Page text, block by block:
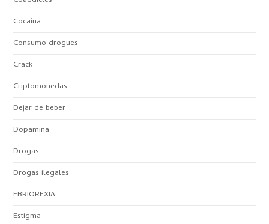
Cocaína
Consumo drogues
Crack
Criptomonedas
Dejar de beber
Dopamina
Drogas
Drogas ilegales
EBRIOREXIA
Estigma